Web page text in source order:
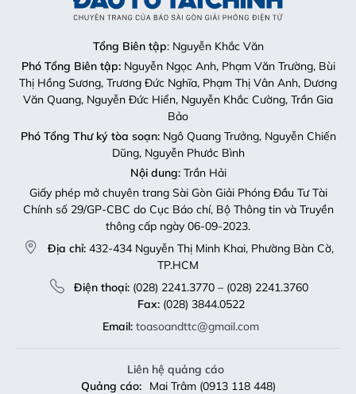
Tổng Biên tập: Nguyễn Khắc Văn
Phó Tổng Biên tập:Nguyễn Ngọc Anh, Phạm Văn Trường, Bùi
Thị Hồng Sương, Trương Đức Nghĩa, Phạm Thị Vân Anh, Dương
Văn Quang, Nguyễn Đức Hiển, Nguyễn Khắc Cường, Trần Gia
Bảo
Phó Tổng Thư ký tòa soạn:Ngô Quang Trưởng, Nguyễn Chiến
Dũng, Nguyễn Phước Bình
Nội dung:Trần Hải
Giấy phép mở chuyên trang Sài Gòn Giải Phóng Đầu Tư Tài
Chính số 29/GP-CBC do Cục Báo chí, Bộ Thông tin và Truyền
thông cấp ngày 06-09-2023.
Địa chỉ: 432-434 Nguyễn Thị Minh Khai, Phường Bàn Cờ,
TP.HCM
Điện thoại:(028) 2241.3770 – (028) 2241.3760
Fax:(028) 3844.0522
Email: toasoandttc@gmail.com
Liên hệ quảng cáo
Quảng cáo:
Mai Trâm (0913 118 448)